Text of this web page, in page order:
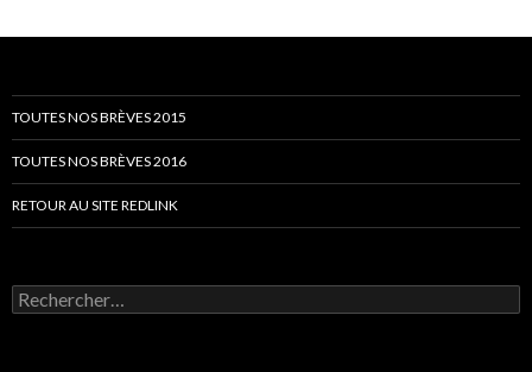
TOUTES NOS BRÈVES 2015
TOUTES NOS BRÈVES 2016
RETOUR AU SITE REDLINK
Rechercher :